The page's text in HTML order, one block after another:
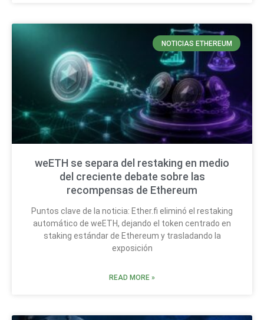
NOTICIAS ETHEREUM
weETH se separa del restaking en medio
del creciente debate sobre las
recompensas de Ethereum
Puntos clave de la noticia: Ether.fi eliminó el restaking
automático de weETH, dejando el token centrado en
staking estándar de Ethereum y trasladando la
exposición
READ MORE »